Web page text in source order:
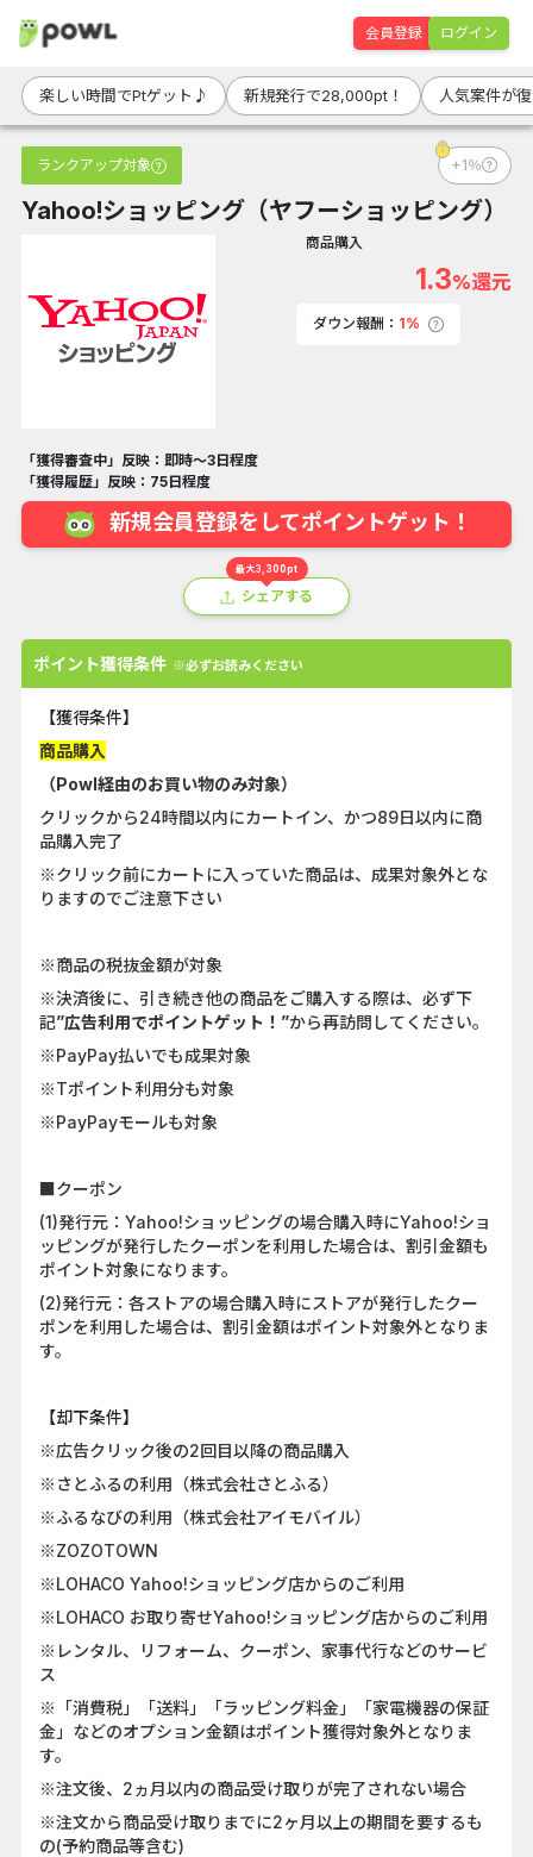
会員登録 ログイン
楽しい時間でPtゲット♪ 新規発行で28,000pt！ 人気案件が
ランクアップ対象 +1％
Yahoo!ショッピング（ヤフーショッピング）
商品購入
1.3%還元
ダウン報酬： 1%
「獲得審査中」反映：即時～3日程度
「獲得履歴」反映：75日程度
新規会員登録をしてポイントゲット！
最大3,300pt
シェアする
ポイント獲得条件 ※必ずお読みください
【獲得条件】
商品購入
（Powl経由のお買い物のみ対象）
クリックから24時間以内にカートイン、かつ89日以内に商
品購入完了
※クリック前にカートに入っていた商品は、成果対象外とな
りますのでご注意下さい
※商品の税抜金額が対象
※決済後に、引き続き他の商品をご購入する際は、必ず下
記”広告利用でポイントゲット！”から再訪問してください。
※PayPay払いでも成果対象
※Tポイント利用分も対象
※PayPayモールも対象
■クーポン
(1)発行元：Yahoo!ショッピングの場合購入時にYahoo!ショ
ッピングが発行したクーポンを利用した場合は、割引金額も
ポイント対象になります。
(2)発行元：各ストアの場合購入時にストアが発行したクー
ポンを利用した場合は、割引金額はポイント対象外となりま
す。
【却下条件】
※広告クリック後の2回目以降の商品購入
※さとふるの利用（株式会社さとふる）
※ふるなびの利用（株式会社アイモバイル）
※ZOZOTOWN
※LOHACO Yahoo!ショッピング店からのご利用
※LOHACO お取り寄せYahoo!ショッピング店からのご利用
※レンタル、リフォーム、クーポン、家事代行などのサービ
ス
※「消費税」「送料」「ラッピング料金」「家電機器の保証
金」などのオプション金額はポイント獲得対象外となりま
す。
※注文後、2ヵ月以内の商品受け取りが完了されない場合
※注文から商品受け取りまでに2ヶ月以上の期間を要するも
の(予約商品等含む)